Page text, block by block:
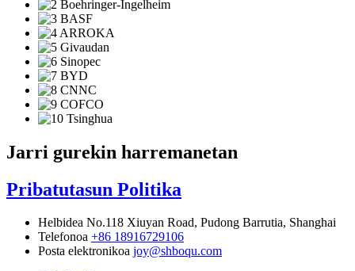
Jarri gurekin harremanetan
Pribatutasun Politika
Helbidea No.118 Xiuyan Road, Pudong Barrutia, Shanghai
Telefonoa +86 18916729106
Posta elektronikoa joy@shboqu.com